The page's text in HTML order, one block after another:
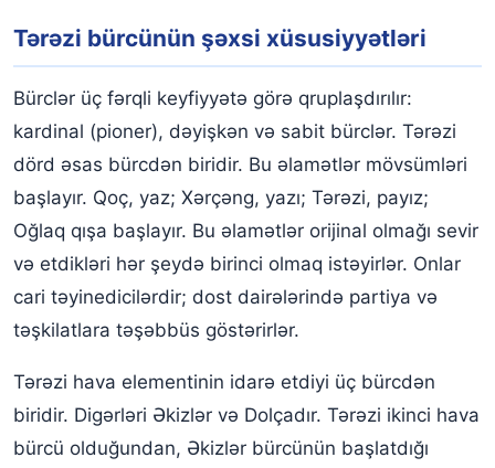
Tərəzi bürcünün şəxsi xüsusiyyətləri
Bürclər üç fərqli keyfiyyətə görə qruplaşdırılır:
kardinal (pioner), dəyişkən və sabit bürclər. Tərəzi
dörd əsas bürcdən biridir. Bu əlamətlər mövsümləri
başlayır. Qoç, yaz; Xərçəng, yazı; Tərəzi, payız;
Oğlaq qışa başlayır. Bu əlamətlər orijinal olmağı sevir
və etdikləri hər şeydə birinci olmaq istəyirlər. Onlar
cari təyinedicilərdir; dost dairələrində partiya və
təşkilatlara təşəbbüs göstərirlər.
Tərəzi hava elementinin idarə etdiyi üç bürcdən
biridir. Digərləri Əkizlər və Dolçadır. Tərəzi ikinci hava
bürcü olduğundan, Əkizlər bürcünün başlatdığı